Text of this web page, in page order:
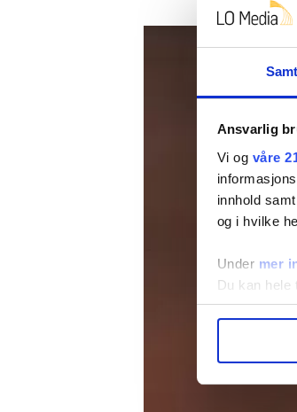
Ansvarlig
Vi og våre
innhold
og i hvilke
Under mer
Du kan
hvordan